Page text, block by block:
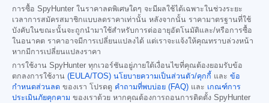
การซื้อ SpyHunter ในราคาลดพิเศษใดๆ จะมีผลใช้ได้เฉพาะในช่วงระยะ
เวลาการสมัครสมาชิกแบบลดราคาเท่านั้น หลังจากนั้น ราคามาตรฐานที่ใช้
บังคับในขณะนั้นจะถูกนำมาใช้สำหรับการต่ออายุอัตโนมัติและ/หรือการซื้อ
ในอนาคต ราคาอาจมีการเปลี่ยนแปลงได้ แต่เราจะแจ้งให้คุณทราบล่วงหน้า
หากมีการเปลี่ยนแปลงราคา
การใช้งาน SpyHunter ทุกเวอร์ชันอยู่ภายใต้เงื่อนไขที่คุณต้องยอมรับข้อ
ตกลงการใช้งาน (EULA/TOS) นโยบายความเป็นส่วนตัว/คุกกี้ และ ข้อ
กำหนดส่วนลด ของเรา โปรดดู คำถามที่พบบ่อย (FAQ) และ เกณฑ์การ
ประเมินภัยคุกคาม ของเราด้วย หากคุณต้องการถอนการติดตั้ง SpyHunter